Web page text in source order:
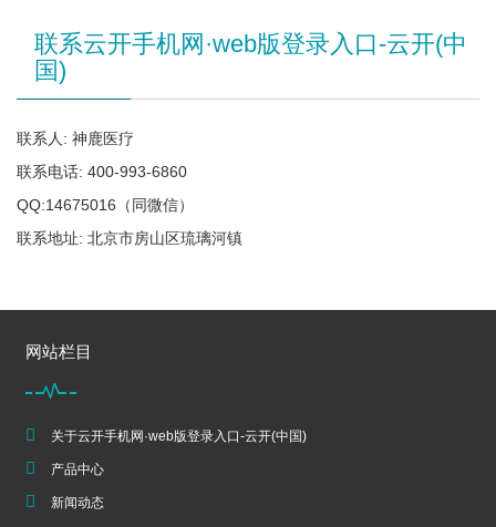
联系云开手机网·web版登录入口-云开(中
国)
联系人: 神鹿医疗
联系电话: 400-993-6860
QQ:14675016（同微信）
联系地址: 北京市房山区琉璃河镇
网站栏目
关于云开手机网·web版登录入口-云开(中国)
产品中心
新闻动态